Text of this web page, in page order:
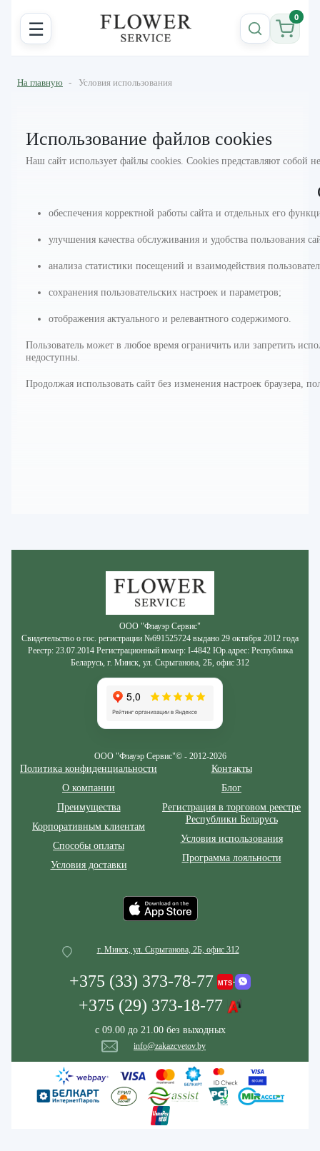
☰ 0
На главную - Условия использования
Использование файлов cookies
Наш сайт использует файлы cookies. Cookies представляют собой
обеспечения корректной работы сайта и отдельных его
улучшения качества обслуживания и удобства пользования
анализа статистики посещений и взаимодействия
сохранения пользовательских настроек и параметров;
отображения актуального и релевантного содержимого.
Пользователь может в любое время ограничить или запретить
недоступны.
Продолжая использовать сайт без изменения настроек браузера,
ООО "Флауэр Сервис"
Свидетельство о гос. регистрации №691525724 выдано 29 октября 2012 года
Реестр: 23.07.2014 Регистрационный номер: I-4842 Юр.адрес: Республика
Беларусь, г. Минск, ул. Скрыганова, 2Б, офис 312
ООО "Флауэр Сервис"© - 2012-2026
Политика конфиденциальности
О компании
Преимущества
Корпоративным клиентам
Способы оплаты
Условия доставки
Контакты
Блог
Регистрация в торговом реестре
Республики Беларусь
Условия использования
Программа лояльности
г. Минск, ул. Скрыганова, 2Б, офис 312
+375 (33) 373-78-77
+375 (29) 373-18-77
с 09.00 до 21.00 без выходных
info@zakazcvetov.by